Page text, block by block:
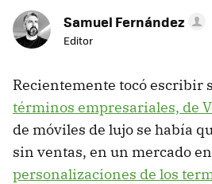
Samuel Fernández
Editor
Recientemente tocó escribir
términos empresariales, de
de móviles de lujo se había
sin ventas, en un mercado
personalizaciones de los